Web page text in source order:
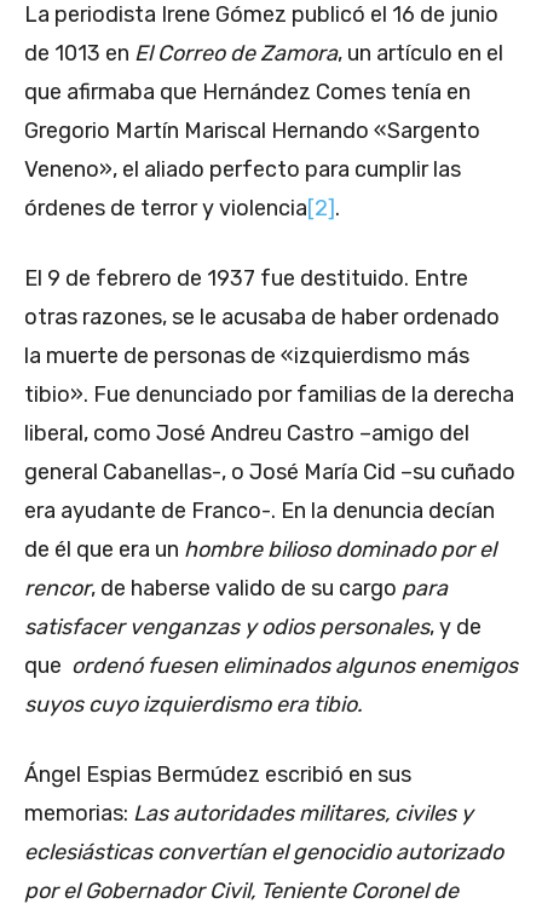
La periodista Irene Gómez publicó el 16 de junio
de 1013 en El Correo de Zamora, un artículo en el
que afirmaba que Hernández Comes tenía en
Gregorio Martín Mariscal Hernando «Sargento
Veneno», el aliado perfecto para cumplir las
órdenes de terror y violencia[2].
El 9 de febrero de 1937 fue destituido. Entre
otras razones, se le acusaba de haber ordenado
la muerte de personas de «izquierdismo más
tibio». Fue denunciado por familias de la derecha
liberal, como José Andreu Castro –amigo del
general Cabanellas-, o José María Cid –su cuñado
era ayudante de Franco-. En la denuncia decían
de él que era un hombre bilioso dominado por el
rencor, de haberse valido de su cargo para
satisfacer venganzas y odios personales, y de
que ordenó fuesen eliminados algunos enemigos
suyos cuyo izquierdismo era tibio.
Ángel Espias Bermúdez escribió en sus
memorias: Las autoridades militares, civiles y
eclesiásticas convertían el genocidio autorizado
por el Gobernador Civil, Teniente Coronel de